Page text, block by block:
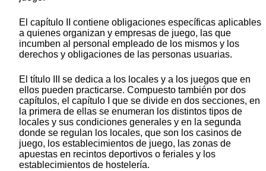
El capítulo II contiene obligaciones específicas aplicables
a quienes organizan y empresas de juego, las que
incumben al personal empleado de los mismos y los
derechos y obligaciones de las personas usuarias.
El título III se dedica a los locales y a los juegos que en
ellos pueden practicarse. Compuesto también por dos
capítulos, el capítulo I que se divide en dos secciones, en
la primera de ellas se enumeran los distintos tipos de
locales y sus condiciones generales y en la segunda
donde se regulan los locales, que son los casinos de
juego, los establecimientos de juego, las zonas de
apuestas en recintos deportivos o feriales y los
establecimientos de hostelería.